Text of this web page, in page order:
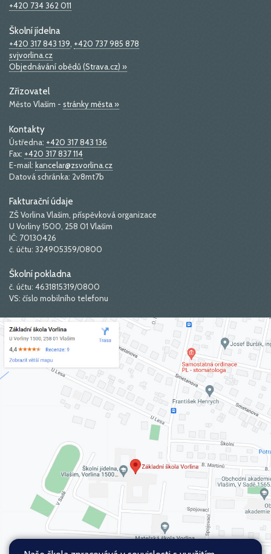
+420 734 362 011
Školní jídelna
+420 317 843 139 +420 737 985 878
svjvorlina.cz
Objednávání obědů (Strava.cz) »
Zřizovatel
Město Vlašim - stránky města »
Kontakty
Ústředna: +420 317 843 136
Fax: +420 317 837 114
E-mail: kancelar@zsvorlina.cz
Datová schránka: 2v8mt7b
Fakturační údaje
ZŠ Vorlina Vlašim, příspěvková organizace
U Vorliny 1500, 258 01 Vlašim
IČ: 70130426
č. účtu: 324905359/0800
Školní pokladna
č. účtu: 4631815319/0800
VS: číslo mobilního telefonu